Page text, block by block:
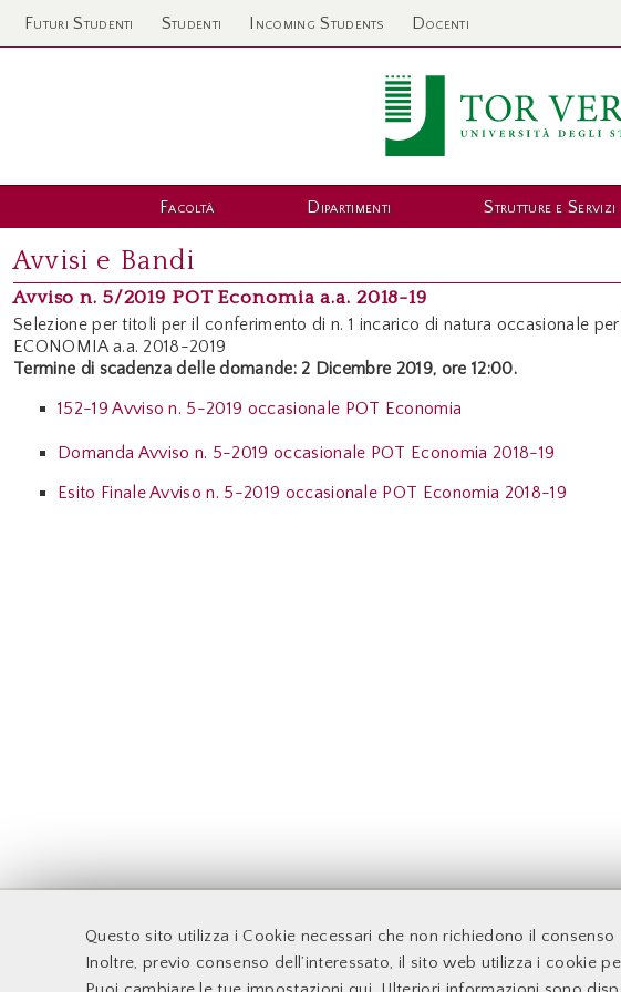
Questo sito utilizza i Cookie necessari che non richiedono il consenso
Inoltre, previo consenso dell’interessato, il sito web utilizza i cookie
Futuri Studenti Studenti Incoming Students Docenti
Facoltà Dipartimenti Strutture e Servizi
Avvisi e Bandi
Avviso n. 5/2019 POT Economia a.a. 2018-19
Selezione per titoli per il conferimento di n. 1 incarico di natura occasionale
ECONOMIA a.a. 2018-2019
Termine di scadenza delle domande: 2 Dicembre 2019, ore 12:00.
152-19 Avviso n. 5-2019 occasionale POT Economia
Domanda Avviso n. 5-2019 occasionale POT Economia 2018-19
Esito FinaleAvviso n. 5-2019 occasionale POT Economia 2018-19
Accessibilità
Supporto Tecnico
Docenti
Sito web d'Ateneo